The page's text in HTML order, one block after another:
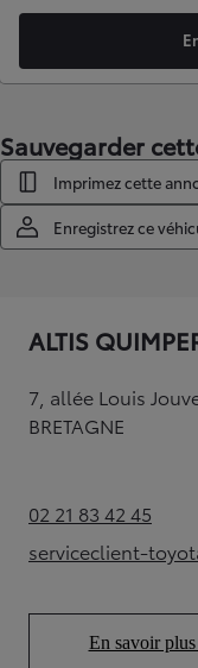
Sauvegarder
Imprimez cette
Enregistrez ce
ALTIS
7, allée Louis
BRETAGNE
02 21 83 42 45
(Opens in
serviceclient-
En savoir